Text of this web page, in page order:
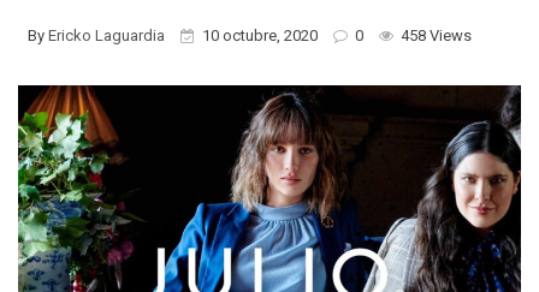
By Ericko Laguardia 10 octubre, 2020 0 458 Views